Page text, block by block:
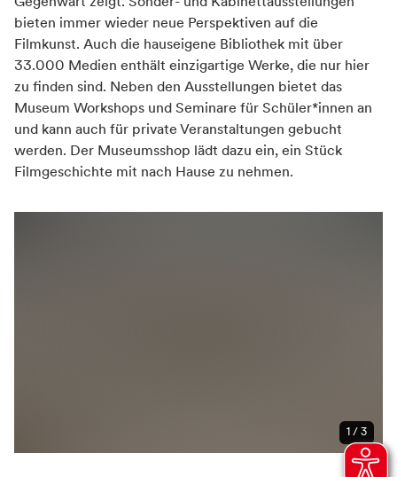
bieten immer wieder neue Perspektiven auf die
Filmkunst. Auch die hauseigene Bibliothek mit über
33.000 Medien enthält einzigartige Werke, die nur hier
zu finden sind. Neben den Ausstellungen bietet das
Museum Workshops und Seminare für Schüler*innen an
und kann auch für private Veranstaltungen gebucht
werden. Der Museumsshop lädt dazu ein, ein Stück
Filmgeschichte mit nach Hause zu nehmen.
1 / 3